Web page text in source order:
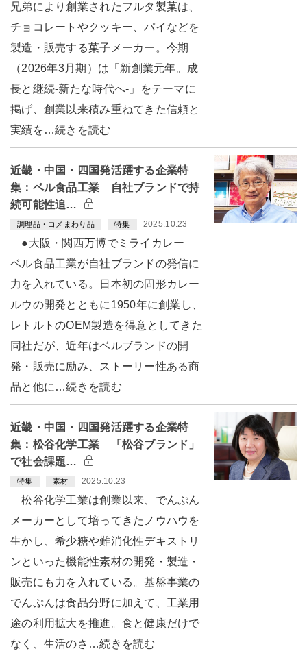
兄弟により創業されたフルタ製菓は、
チョコレートやクッキー、パイなどを
製造・販売する菓子メーカー。今期
（2026年3月期）は「新創業元年。成
長と継続-新たな時代へ-」をテーマに
掲げ、創業以来積み重ねてきた信頼と
実績を…続きを読む
近畿・中国・四国発活躍する企業特
集：ベル食品工業 自社ブランドで持
続可能性追…
調理品・コメまわり品 特集 2025.10.23
●大阪・関西万博でミライカレー
ベル食品工業が自社ブランドの発信に
力を入れている。日本初の固形カレー
ルウの開発とともに1950年に創業し、
レトルトのOEM製造を得意としてきた
同社だが、近年はベルブランドの開
発・販売に励み、ストーリー性ある商
品と他に…続きを読む
近畿・中国・四国発活躍する企業特
集：松谷化学工業 「松谷ブランド」
で社会課題…
特集 素材 2025.10.23
松谷化学工業は創業以来、でんぷん
メーカーとして培ってきたノウハウを
生かし、希少糖や難消化性デキストリ
ンといった機能性素材の開発・製造・
販売にも力を入れている。基盤事業の
でんぷんは食品分野に加えて、工業用
途の利用拡大を推進。食と健康だけで
なく、生活のさ…続きを読む